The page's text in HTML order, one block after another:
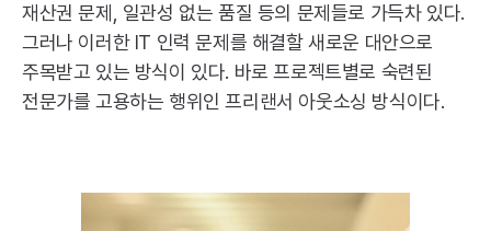
재산권 문제, 일관성 없는 품질 등의 문제들로 가득차 있다.
그러나 이러한 IT 인력 문제를 해결할 새로운 대안으로
주목받고 있는 방식이 있다. 바로 프로젝트별로 숙련된
전문가를 고용하는 행위인 프리랜서 아웃소싱 방식이다.